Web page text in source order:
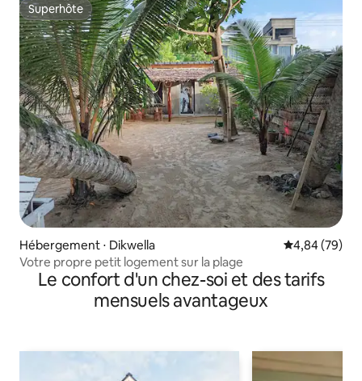
Superhôte
Superhôte
Hébergement ⋅ Dikwella Évaluation
4,84 (79)
Votre propre petit logement sur la plage
Le confort d'un chez-soi et des tarifs
mensuels avantageux